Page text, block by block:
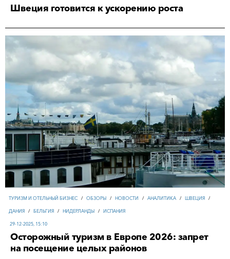
Швеция готовится к ускорению роста
ТУРИЗМ И ОТЕЛЬНЫЙ БИЗНЕС / ОБЗОРЫ / НОВОСТИ / АНАЛИТИКА / ШВЕЦИЯ /
ДАНИЯ / БЕЛЬГИЯ / НИДЕРЛАНДЫ / ИСПАНИЯ
29-12-2025, 15:10
Осторожный туризм в Европе 2026: запрет
на посещение целых районов